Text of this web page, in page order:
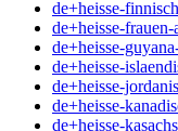
de+heisse-
de+heisse-
de+heisse-
de+heisse-
de+heisse-
de+heisse-
de+heisse-